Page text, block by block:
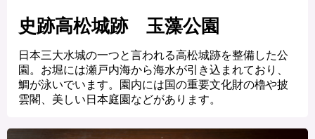
史跡高松城跡 玉藻公園
日本三大水城の一つと言われる高松城跡を整備した公
園。お堀には瀬戸内海から海水が引き込まれており、
鯛が泳いでいます。園内には国の重要文化財の櫓や披
雲閣、美しい日本庭園などがあります。